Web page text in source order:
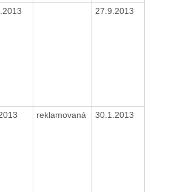
27.9.2013
reklamovaná 30.1.2013